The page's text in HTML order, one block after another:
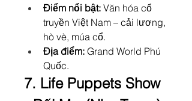
Điểm nổi bật: Văn hóa cổ
truyền Việt Nam – cải lương,
hò vè, múa cổ.
Địa điểm: Grand World Phú
Quốc.
7. Life Puppets Show